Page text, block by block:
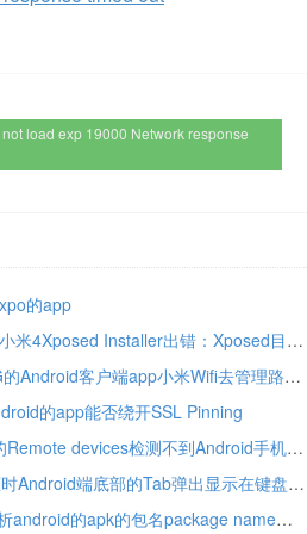
load exp 19000 Network response
的app
【已解决】Android 4.4.4的小米4Xposed Installer出错：Xposed目前不兼容Android SDK版本19或您的处理器架构armeabi-v7a
【记录】通过小米路由器3G的Android客户端app小米Wifi去管理路由器
的app能否绕开SSL Pinning
【已解决】Mac中Chrome的Remote devices检测不到Android手机锤子M1L
【已解决】点击input输入框时Android端底部的Tab弹出显示在键盘上方
【已解决】Mac中找工具解析android的apk的包名package name